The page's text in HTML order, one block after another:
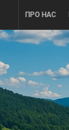
content
ПРО НАС